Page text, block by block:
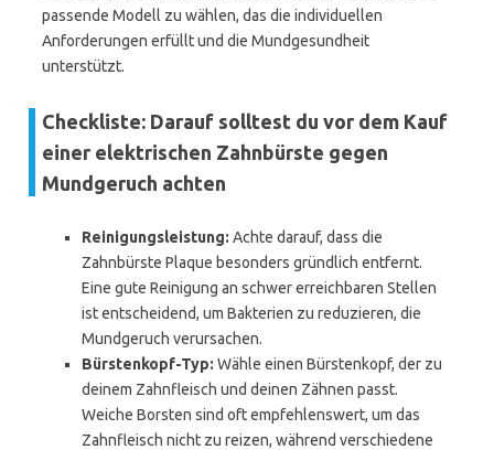
passende Modell zu wählen, das die individuellen
Anforderungen erfüllt und die Mundgesundheit
unterstützt.
Checkliste: Darauf solltest du vor dem Kauf
einer elektrischen Zahnbürste gegen
Mundgeruch achten
Reinigungsleistung: Achte darauf, dass die
Zahnbürste Plaque besonders gründlich entfernt.
Eine gute Reinigung an schwer erreichbaren Stellen
ist entscheidend, um Bakterien zu reduzieren, die
Mundgeruch verursachen.
Bürstenkopf-Typ: Wähle einen Bürstenkopf, der zu
deinem Zahnfleisch und deinen Zähnen passt.
Weiche Borsten sind oft empfehlenswert, um das
Zahnfleisch nicht zu reizen, während verschiedene